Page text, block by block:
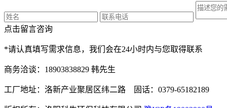
点击留言咨询
*请认真填写需求信息，我们会在24小时内与您取得联系
商务洽谈：18903838829 韩先生
工厂地址：洛新产业聚居区纬二路 固话：0379-65182189